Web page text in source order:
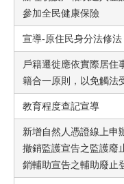
參加全民健康保險
宣導-原住民身分法修法
戶籍遷徙應依實際居住
籍合一原則，以免觸法
教育程度查記宣導
新增自然人憑證線上申
撤銷監護宣告之監護廢
銷輔助宣告之輔助廢止